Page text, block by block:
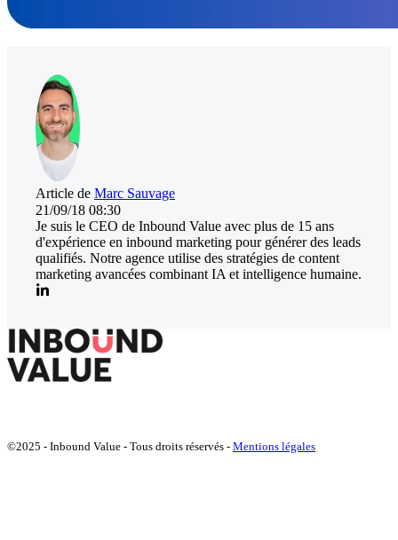
Article de Marc Sauvage
21/09/18 08:30
Je suis le CEO de Inbound Value avec plus de 15 ans
d'expérience en inbound marketing pour générer des leads
qualifiés. Notre agence utilise des stratégies de content
marketing avancées combinant IA et intelligence humaine.
©2025 - Inbound Value - Tous droits réservés - Mentions légales